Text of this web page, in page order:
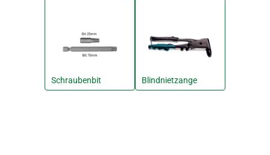
Schraubenbit Blindnietzange